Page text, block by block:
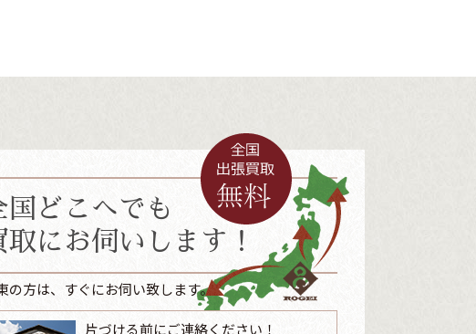
国どこへでも
取にお伺いします！
の方は、すぐにお伺い致します。
片づける前にご連絡ください！